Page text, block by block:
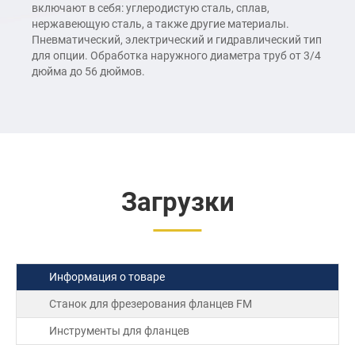
включают в себя: углеродистую сталь, сплав,
нержавеющую сталь, а также другие материалы.
Пневматический, электрический и гидравлический тип
для опции. Обработка наружного диаметра труб от 3/4
дюйма до 56 дюймов.
Загрузки
Информация о товаре
Станок для фрезерования фланцев FM
Инструменты для фланцев